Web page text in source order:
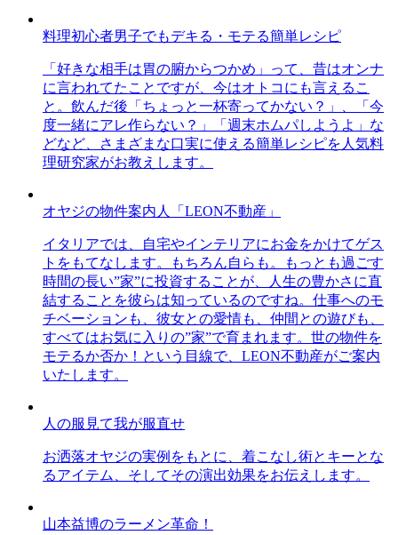
料理初心者男子でもデキる・モテる簡単レシピ
「好きな相手は胃の腑からつかめ」って、昔はオンナ
に言われてたことですが、今はオトコにも言えるこ
と。飲んだ後「ちょっと一杯寄ってかない？」、「今
度一緒にアレ作らない？」「週末ホムパしようよ」な
どなど、さまざまな口実に使える簡単レシピを人気料
理研究家がお教えします。
オヤジの物件案内人「LEON不動産」
イタリアでは、自宅やインテリアにお金をかけてゲス
トをもてなします。もちろん自らも。もっとも過ごす
時間の長い”家”に投資することが、人生の豊かさに直
結することを彼らは知っているのですね。仕事へのモ
チベーションも、彼女との愛情も、仲間との遊びも、
すべてはお気に入りの”家”で育まれます。世の物件を
モテるか否か！という目線で、LEON不動産がご案内
いたします。
人の服見て我が服直せ
お洒落オヤジの実例をもとに、着こなし術とキーとな
るアイテム、そしてその演出効果をお伝えします。
山本益博のラーメン革命！